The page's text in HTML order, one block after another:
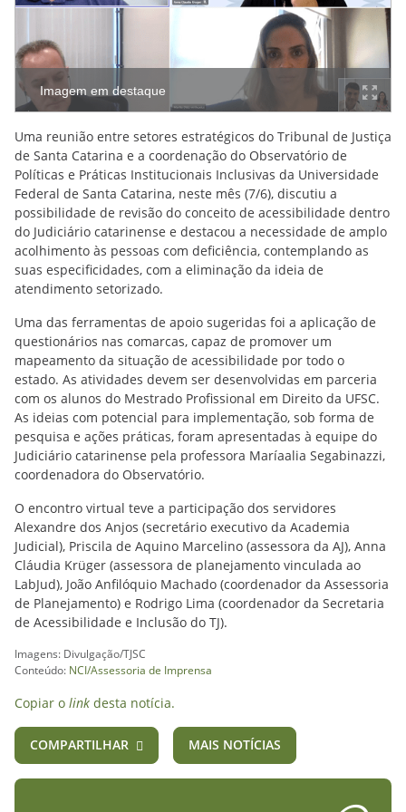
Imagem em destaque
Uma reunião entre setores estratégicos do Tribunal de Justiça
de Santa Catarina e a coordenação do Observatório de
Políticas e Práticas Institucionais Inclusivas da Universidade
Federal de Santa Catarina, neste mês (7/6), discutiu a
possibilidade de revisão do conceito de acessibilidade dentro
do Judiciário catarinense e destacou a necessidade de amplo
acolhimento às pessoas com deficiência, contemplando as
suas especificidades, com a eliminação da ideia de
atendimento setorizado.
Uma das ferramentas de apoio sugeridas foi a aplicação de
questionários nas comarcas, capaz de promover um
mapeamento da situação de acessibilidade por todo o
estado. As atividades devem ser desenvolvidas em parceria
com os alunos do Mestrado Profissional em Direito da UFSC.
As ideias com potencial para implementação, sob forma de
pesquisa e ações práticas, foram apresentadas à equipe do
Judiciário catarinense pela professora Maríaalia Segabinazzi,
coordenadora do Observatório.
O encontro virtual teve a participação dos servidores
Alexandre dos Anjos (secretário executivo da Academia
Judicial), Priscila de Aquino Marcelino (assessora da AJ), Anna
Cláudia Krüger (assessora de planejamento vinculada ao
LabJud), João Anfilóquio Machado (coordenador da Assessoria
de Planejamento) e Rodrigo Lima (coordenador da Secretaria
de Acessibilidade e Inclusão do TJ).
Imagens: Divulgação/TJSC
Conteúdo: NCI/Assessoria de Imprensa
Copiar o link desta notícia.
COMPARTILHAR MAIS NOTÍCIAS